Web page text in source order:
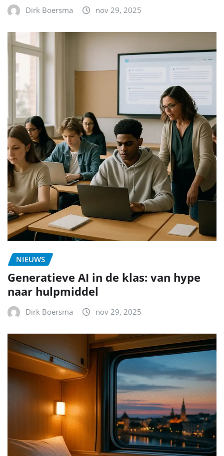
Dirk Boersma nov 29, 2025
NIEUWS
Generatieve AI in de klas: van hype
naar hulpmiddel
Dirk Boersma nov 29, 2025